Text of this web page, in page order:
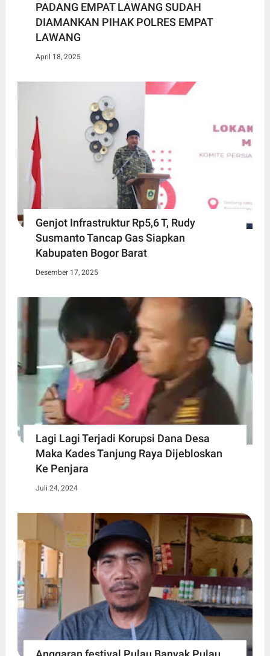
PADANG EMPAT LAWANG SUDAH
DIAMANKAN PIHAK POLRES EMPAT
LAWANG
April 18, 2025
Genjot Infrastruktur Rp5,6 T, Rudy
Susmanto Tancap Gas Siapkan
Kabupaten Bogor Barat
Desember 17, 2025
Lagi Lagi Terjadi Korupsi Dana Desa
Maka Kades Tanjung Raya Dijebloskan
Ke Penjara
Juli 24, 2024